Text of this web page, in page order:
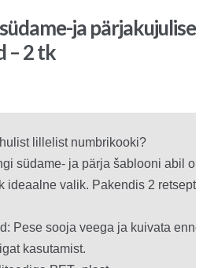
ja pärjakujulise
– 2 tk
lillelist numbrikooki?
südame- ja pärja šablooni abil on
ideaalne valik. Pakendis 2 retsepti
Pese sooja veega ja kuivata enne
kasutamist.